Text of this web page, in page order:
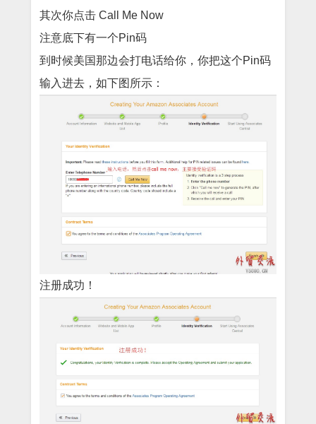
其次你点击 Call Me Now
注意底下有一个Pin码
到时候美国那边会打电话给你，你把这个Pin码
输入进去，如下图所示：
注册成功！